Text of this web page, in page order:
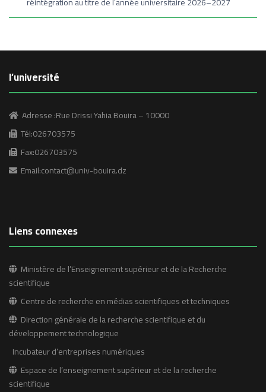
l’université
Adresse :Rue Drissi Yahia Bouira – 10000
Tél:026703575
Fax:026703575
Email:contact@univ-bouira.dz
Liens connexes
Ministère de l’Enseignement supérieur et de la Recherche
scientifique
Centre de recherche en médias scientifiques et techniques
Direction générale de la recherche scientifique et du
développement technologique
Incubateur d’entreprises numériques
Espace de l’enseignement supérieur et de la recherche
scientifique